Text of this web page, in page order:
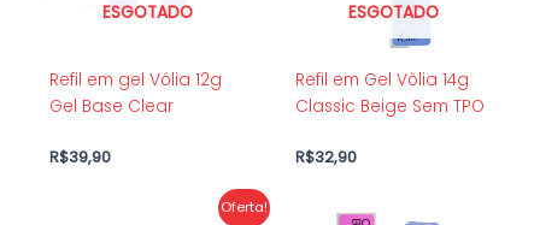
ESGOTADO
Refil em gel Vólia 12g
Gel Base Clear
R$39,90
ESGOTADO
Refil em Gel Vòlia 14g
Classic Beige Sem TPO
R$32,90
Oferta!